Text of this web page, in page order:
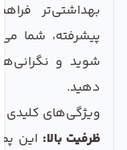
بهداشتی‌تر
پیشرفته، شما
شوید و
دهید.
ویژگی‌های کلیدی
ظرفیت بالا: